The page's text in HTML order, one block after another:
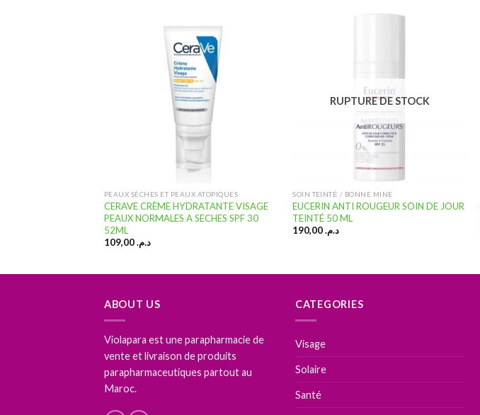
PEAUX SÈCHES ET PEAUX ATOPIQUES
CERAVE CRÈME HYDRATANTE VISAGE
PEAUX NORMALES A SECHES SPF 30
52ML
د.م.109,00
d’envies
RUPTURE DE STOCK
SOIN TEINTĖ / BONNE MINE
EUCERIN ANTI ROUGEUR SOIN DE JOUR
TEINTÉ 50 ML
د.م.190,00
ABOUT US
Violapara est une parapharmacie de
vente et livraison de produits
parapharmaceutiques partout au
Maroc.
CATEGORIES
Visage
Solaire
Santé